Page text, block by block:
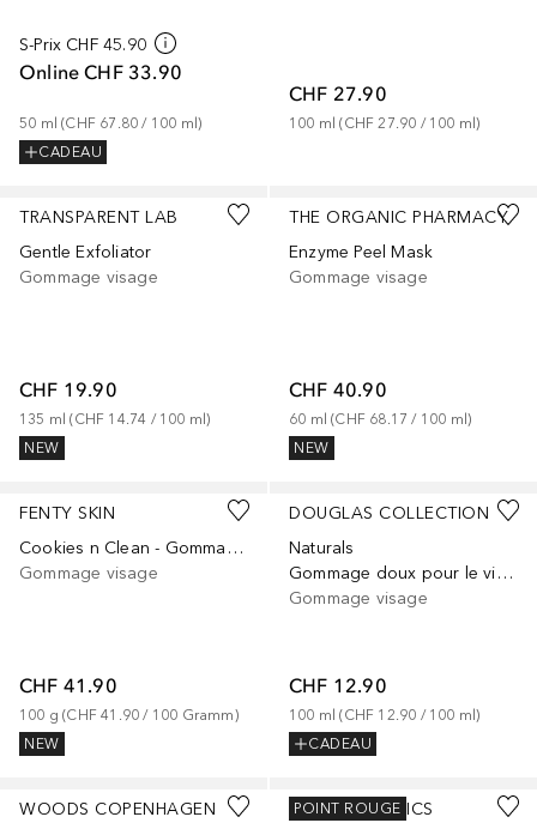
S-Prix CHF 45.90
Online CHF 33.90
50 ml (CHF 67.80 / 100 ml)
CADEAU
CHF 27.90
100 ml (CHF 27.90 / 100 ml)
TRANSPARENT LAB
Gentle Exfoliator
Gommage visage
CHF 19.90
135 ml (CHF 14.74 / 100 ml)
NEW
THE ORGANIC PHARMACY
Enzyme Peel Mask
Gommage visage
CHF 40.90
60 ml (CHF 68.17 / 100 ml)
NEW
FENTY SKIN
Cookies n Clean - Gommage Désincrustant pour le visage
Gommage visage
CHF 41.90
100 g (CHF 41.90 / 100 Gramm)
NEW
DOUGLAS COLLECTION
Naturals
Gommage doux pour le visage
Gommage visage
CHF 12.90
100 ml (CHF 12.90 / 100 ml)
CADEAU
WOODS COPENHAGEN
KORA ORGANICS
POINT ROUGE